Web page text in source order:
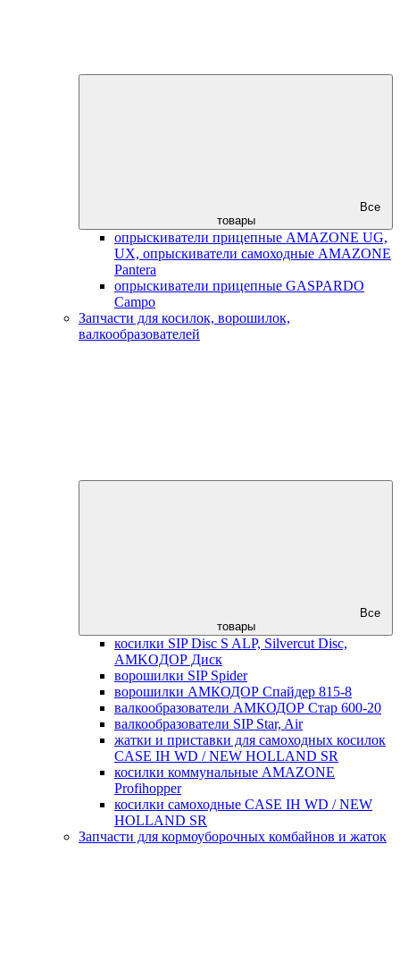
Все
товары
опрыскиватели прицепные AMAZONE UG,
UX, опрыскиватели самоходные AMAZONE
Pantera
опрыскиватели прицепные GASPARDO
Campo
Запчасти для косилок, ворошилок,
валкообразователей
Все
товары
косилки SIP Disc S ALP, Silvercut Disc,
AMKOДОР Диск
ворошилки SIP Spider
ворошилки АМКОДОР Спайдер 815-8
валкообразователи АМКОДОР Стар 600-20
валкообразователи SIP Star, Air
жатки и приставки для самоходных косилок
CASE IH WD / NEW HOLLAND SR
косилки коммунальные AMAZONE
Profihopper
косилки самоходные CASE IH WD / NEW
HOLLAND SR
Запчасти для кормоуборочных комбайнов и жаток